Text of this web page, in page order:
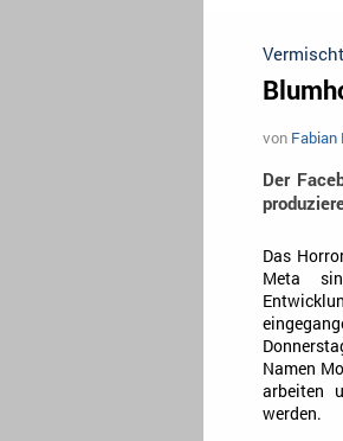
von Fabian
Der
Das
Meta
Namen
arbeiten
werden.